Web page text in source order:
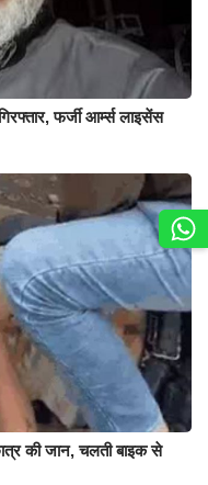
फर्जी आर्म्स लाइसेंस
की जान, चलती बाइक से